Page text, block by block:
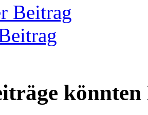
Beitrag